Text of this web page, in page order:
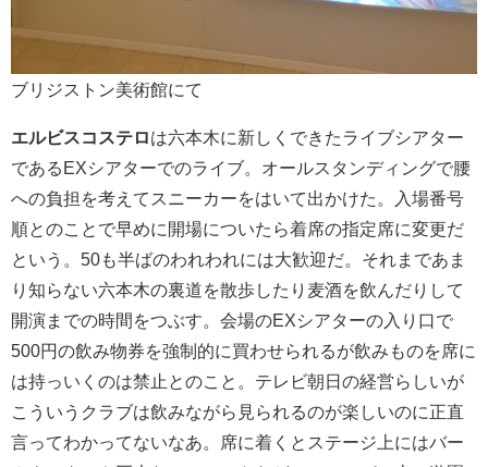
ブリジストン美術館にて
エルビスコステロは六本木に新しくできたライブシアター
であるEXシアターでのライブ。オールスタンディングで腰
への負担を考えてスニーカーをはいて出かけた。入場番号
順とのことで早めに開場についたら着席の指定席に変更だ
という。50も半ばのわれわれには大歓迎だ。それまであま
り知らない六本木の裏道を散歩したり麦酒を飲んだりして
開演までの時間をつぶす。会場のEXシアターの入り口で
500円の飲み物券を強制的に買わせられるが飲みものを席に
は持っいくのは禁止とのこと。テレビ朝日の経営らしいが
こういうクラブは飲みながら見られるのが楽しいのに正直
言ってわかってないなあ。席に着くとステージ上にはバー